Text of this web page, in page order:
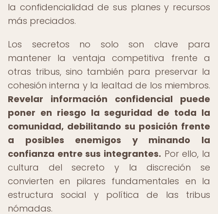
la confidencialidad de sus planes y recursos
más preciados.
Los secretos no solo son clave para
mantener la ventaja competitiva frente a
otras tribus, sino también para preservar la
cohesión interna y la lealtad de los miembros.
Revelar información confidencial puede
poner en riesgo la seguridad de toda la
comunidad, debilitando su posición frente
a posibles enemigos y minando la
confianza entre sus integrantes. Por ello, la
cultura del secreto y la discreción se
convierten en pilares fundamentales en la
estructura social y política de las tribus
nómadas.